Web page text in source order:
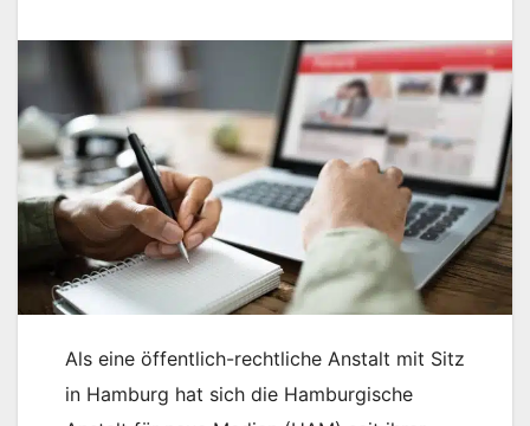
Als eine öffentlich-rechtliche Anstalt mit Sitz
in Hamburg hat sich die Hamburgische